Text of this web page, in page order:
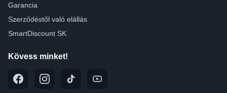
Garancia
Szerződéstől való elállás
SmartDiscount SK
Kövess minket!